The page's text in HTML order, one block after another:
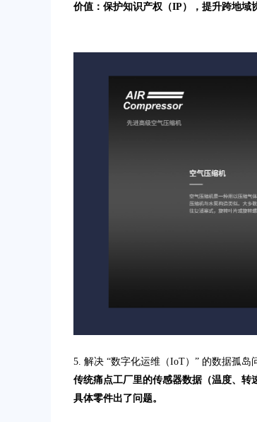
价值：保护知识产权（IP），提升跨地域
5. 解决 “数字化运维（IoT）” 的数据孤岛
传统痛点工厂里的传感器数据（温度、转
具体零件出了问题。